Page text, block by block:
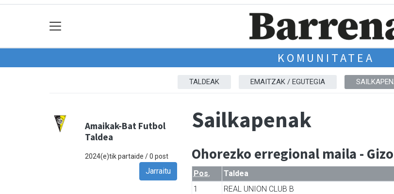
KOMUNITATEA
TALDEAK EMAITZAK / EGUTEGIA
Amaikak-Bat Futbol
Taldea
2024(e)tik partaide / 0 post
Jarraitu
Sailkapenak
Ohorezko erregional maila -
Pos. Taldea
1
REAL UNION CLUB B